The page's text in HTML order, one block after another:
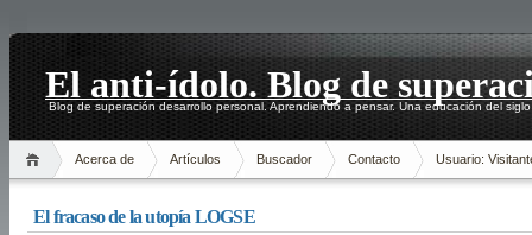
El anti-ídolo. Blog de
Blog de superación desarrollo personal. Aprendiendo a pensar. Una educación del
Acerca de Artículos Buscador Contacto Usuario:
El fracaso de la utopía LOGSE